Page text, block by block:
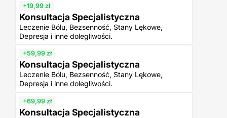
+19,99 zł
Konsultacja Specjalistyczna
Leczenie Bólu, Bezsenność, Stany Lękowe,
Depresja i inne dolegliwości.
+59,99 zł
Konsultacja Specjalistyczna
Leczenie Bólu, Bezsenność, Stany Lękowe,
Depresja i inne dolegliwości.
+69,99 zł
Konsultacja Specjalistyczna